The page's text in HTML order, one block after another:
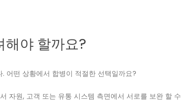
해야 할까요?
어떤 상황에서 합병이 적절한 선택일까요?
자원, 고객 또는 유통 시스템 측면에서 서로를 보완 할